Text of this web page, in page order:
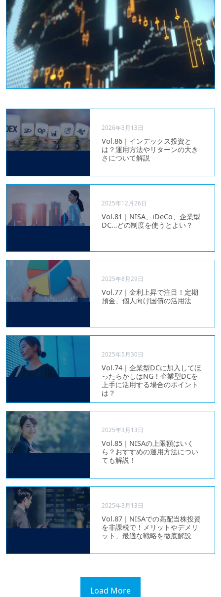
2026年3月13日
Vol.86｜インデックス投資と
は？運用方法やリターンの大き
さについて解説
2025年12月26日
Vol.81｜NISA、iDeCo、企業型
DC…どの制度を使うとよい？
2025年8月29日
Vol.77｜金利上昇で注目！定期
預金、個人向け国債の活用法
2025年5月30日
Vol.74｜企業型DCに加入してほ
ったらかしはNG！企業型DCを
上手に活用する場合のポイント
は？
2025年3月13日
Vol.85｜NISAの上限額はいく
ら？おすすめの運用方法につい
ても解説！
2025年3月13日
Vol.87｜NISAでの高配当株投資
を非課税で！メリットやデメリ
ット、最適な戦略を徹底解説
Load More